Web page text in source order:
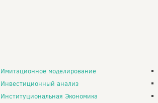
Имитационное моделирование
Инвестиционный анализ
Институциональная Экономика